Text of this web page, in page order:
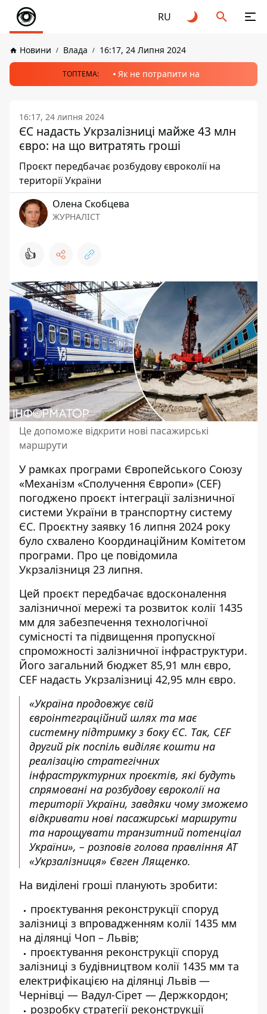
RU
Новини Влада 16:17, 24 Липня 2024
ТОПТЕМА: Як не потрапити на
16:17, 24 липня 2024
ЄС надасть Укрзалізниці майже 43 млн
євро: на що витратять гроші
Проєкт передбачає розбудову євроколії на
території України
Олена Скобцева
ЖУРНАЛІСТ
👍
Це допоможе відкрити нові пасажирські
маршрути
У рамках програми Європейського Союзу
«Механізм «Сполучення Європи» (CEF)
погоджено проєкт інтеграції залізничної
системи України в транспортну систему
ЄС. Проєктну заявку 16 липня 2024 року
було схвалено Координаційним Комітетом
програми. Про це повідомила
Укрзалізниця 23 липня.
Цей проєкт передбачає вдосконалення
залізничної мережі та розвиток колії 1435
мм для забезпечення технологічної
сумісності та підвищення пропускної
спроможності залізничної інфраструктури.
Його загальний бюджет 85,91 млн євро,
CEF надасть Укрзалізниці 42,95 млн євро.
«Україна продовжує свій
євроінтеграційний шлях та має
системну підтримку з боку ЄС. Так, CEF
другий рік поспіль виділяє кошти на
реалізацію стратегічних
інфраструктурних проєктів, які будуть
спрямовані на розбудову євроколії на
території України, завдяки чому зможемо
відкривати нові пасажирські маршрути
та нарощувати транзитний потенціал
України», – розповів голова правління АТ
«Укрзалізниця» Євген Лященко.
На виділені гроші планують зробити:
проєктування реконструкції споруд
залізниці з впровадженням колії 1435 мм
на ділянці Чоп – Львів;
проєктування реконструкції споруд
залізниці з будівництвом колії 1435 мм та
електрифікацією на ділянці Львів —
Чернівці — Вадул-Сірет — Держкордон;
розробку стратегії реконструкції